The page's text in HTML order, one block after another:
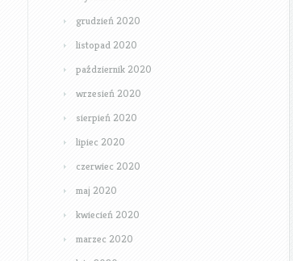
grudzień 2020
listopad 2020
październik 2020
wrzesień 2020
sierpień 2020
lipiec 2020
czerwiec 2020
maj 2020
kwiecień 2020
marzec 2020